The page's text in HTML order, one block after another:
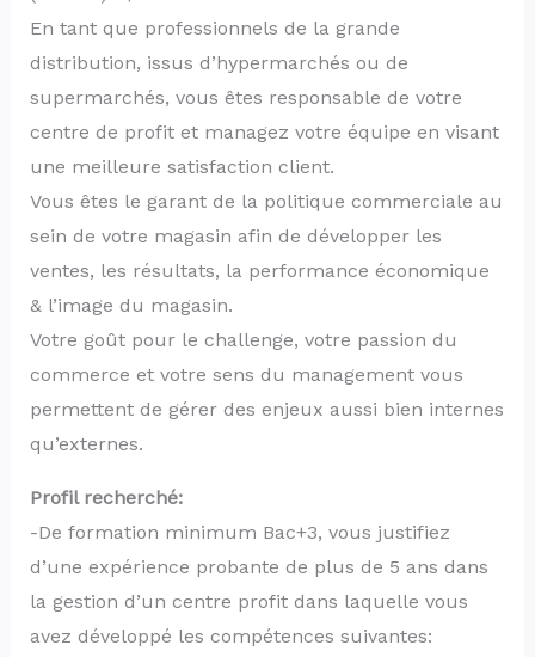
En tant que professionnels de la grande
distribution, issus d’hypermarchés ou de
supermarchés, vous êtes responsable de votre
centre de profit et managez votre équipe en visant
une meilleure satisfaction client.
Vous êtes le garant de la politique commerciale au
sein de votre magasin afin de développer les
ventes, les résultats, la performance économique
& l’image du magasin.
Votre goût pour le challenge, votre passion du
commerce et votre sens du management vous
permettent de gérer des enjeux aussi bien internes
qu’externes.
Profil recherché:
-De formation minimum Bac+3, vous justifiez
d’une expérience probante de plus de 5 ans dans
la gestion d’un centre profit dans laquelle vous
avez développé les compétences suivantes: